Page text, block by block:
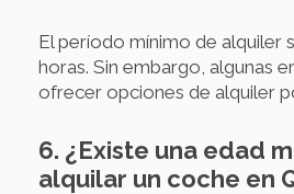
El período mínimo de alquiler
horas. Sin embargo, algunas
ofrecer opciones de alquiler
6. ¿Existe una edad
alquilar un coche en